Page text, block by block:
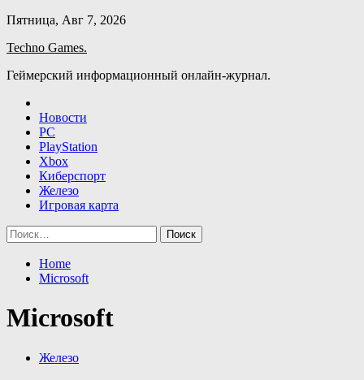
Skip
content
Пятница, Авг 7, 2026
Techno Games.
Геймерский информационный онлайн-журнал.
Новости
PC
PlayStation
Xbox
Киберспорт
Железо
Игровая карта
Найти:
Home
Microsoft
Microsoft
Железо